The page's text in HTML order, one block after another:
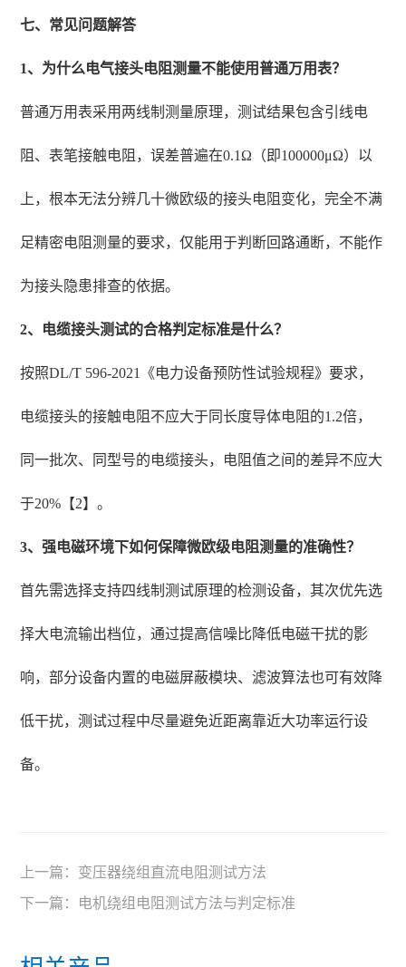
七、常见问题解答
1、为什么电气接头电阻测量不能使用普通万用表？
普通万用表采用两线制测量原理，测试结果包含引线电
阻、表笔接触电阻，误差普遍在0.1Ω（即100000μΩ）以
上，根本无法分辨几十微欧级的接头电阻变化，完全不满
足精密电阻测量的要求，仅能用于判断回路通断，不能作
为接头隐患排查的依据。
2、电缆接头测试的合格判定标准是什么？
按照DL/T 596-2021《电力设备预防性试验规程》要求，
电缆接头的接触电阻不应大于同长度导体电阻的1.2倍，
同一批次、同型号的电缆接头，电阻值之间的差异不应大
于20%【2】。
3、强电磁环境下如何保障微欧级电阻测量的准确性？
首先需选择支持四线制测试原理的检测设备，其次优先选
择大电流输出档位，通过提高信噪比降低电磁干扰的影
响，部分设备内置的电磁屏蔽模块、滤波算法也可有效降
低干扰，测试过程中尽量避免近距离靠近大功率运行设
备。
上一篇： 变压器绕组直流电阻测试方法
下一篇： 电机绕组电阻测试方法与判定标准